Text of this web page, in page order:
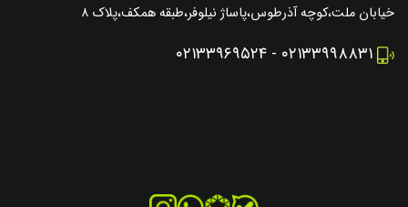
خیابان ملت،کوچه آذرطوس،پاساژ نیلوفر،طبقه همکف،پلاک ۸
۰۲۱۳۳۹۹۸۸۳۱ - ۰۲۱۳۳۹۶۹۵۲۴